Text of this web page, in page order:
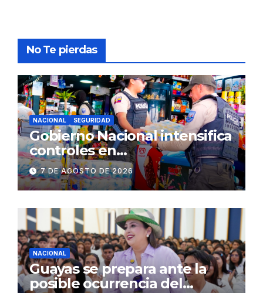
No Te pierdas
NACIONAL SEGURIDAD
Gobierno Nacional intensifica
controles en
establecimientos y espacios
públicos de Pichincha: 684
operativos en zonas
comerciales y de
concurrencia
7 DE AGOSTO DE 2026
NACIONAL
Guayas se prepara ante la
posible ocurrencia del